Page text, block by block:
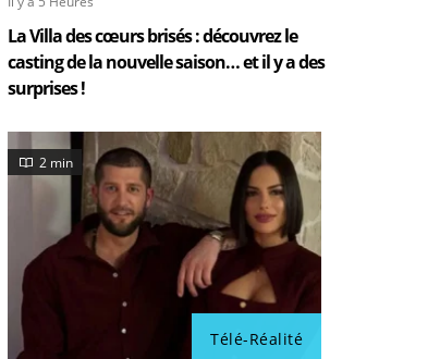
La Villa des cœurs brisés : découvrez le
casting de la nouvelle saison… et il y a des
surprises !
Télé-Réalité
2 min